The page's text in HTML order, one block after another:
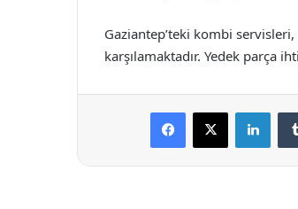
Gaziantep’teki kombi
karşılamaktadır. Yedek parça
Facebook
X